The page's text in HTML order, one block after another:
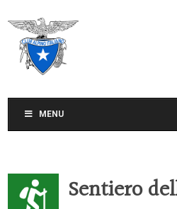
MENU
Sentiero